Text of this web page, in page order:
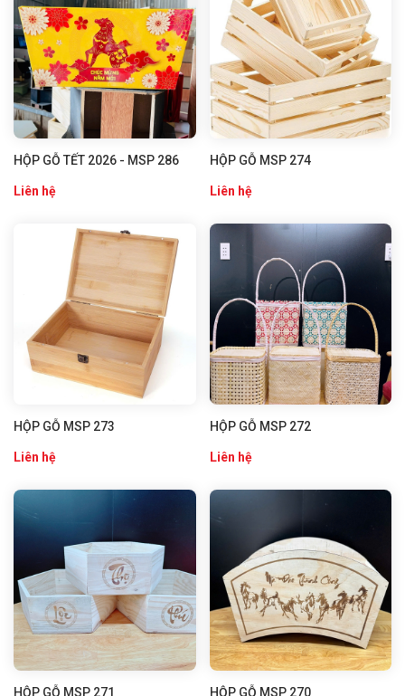
HỘP GỖ TẾT 2026 - MSP 286
Liên hệ
HỘP GỖ MSP 274
Liên hệ
HỘP GỖ MSP 273
Liên hệ
HỘP GỖ MSP 272
Liên hệ
HỘP GỖ MSP 271 HỘP GỖ MSP 270